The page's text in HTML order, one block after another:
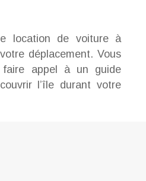
location de voiture à
déplacement. Vous
faire appel à un guide
l’île durant votre